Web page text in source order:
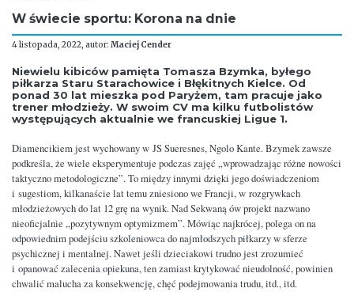
W świecie sportu: Korona na dnie
4 listopada, 2022, autor: Maciej Cender
Niewielu kibiców pamięta Tomasza Bzymka, byłego
piłkarza Staru Starachowice i Błękitnych Kielce. Od
ponad 30 lat mieszka pod Paryżem, tam pracuje jako
trener młodzieży. W swoim CV ma kilku futbolistów
występujących aktualnie we francuskiej Ligue 1.
Diamencikiem jest wychowany w JS Sueresnes, Ngolo Kante. Bzymek zawsze
podkreśla, że wiele eksperymentuje podczas zajęć „wprowadzając różne nowości
taktyczno metodologiczne”. To między innymi dzięki jego doświadczeniom
i sugestiom, kilkanaście lat temu zniesiono we Francji, w rozgrywkach
młodzieżowych do lat 12 grę na wynik. Nad Sekwaną ów projekt nazwano
nieoficjalnie „pozytywnym optymizmem”. Mówiąc najkrócej, polega on na
odpowiednim podejściu szkoleniowca do najmłodszych piłkarzy w sferze
psychicznej i mentalnej. Nawet jeśli dzieciakowi trudno jest zrozumieć
i opanować zalecenia opiekuna, ten zamiast krytykować nieudolność, powinien
chwalić malucha za konsekwencję, chęć podejmowania trudu, itd., itd.